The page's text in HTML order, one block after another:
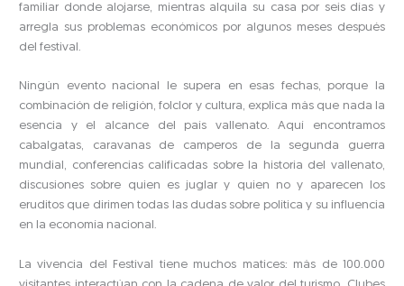
familiar donde alojarse, mientras alquila su casa por seis días y
arregla sus problemas económicos por algunos meses después
del festival.
Ningún evento nacional le supera en esas fechas, porque la
combinación de religión, folclor y cultura, explica más que nada la
esencia y el alcance del país vallenato. Aquí encontramos
cabalgatas, caravanas de camperos de la segunda guerra
mundial, conferencias calificadas sobre la historia del vallenato,
discusiones sobre quien es juglar y quien no y aparecen los
eruditos que dirimen todas las dudas sobre política y su influencia
en la economía nacional.
La vivencia del Festival tiene muchos matices: más de 100.000